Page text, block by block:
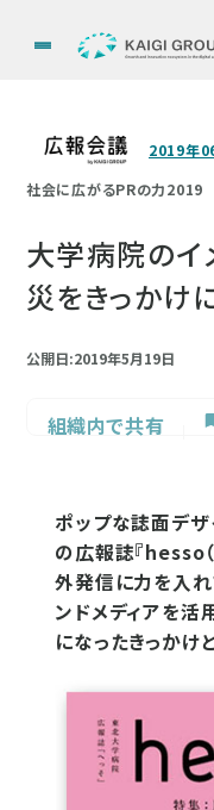
2019年
社会に広がるPRの力2019
大学病院のイ
災をきっかけ
公開日:2019年5月19日
組織内で共有
ポップな誌面デ
の広報誌『hesso（
外発信に力を入
ンドメディアを活
になったきっかけ